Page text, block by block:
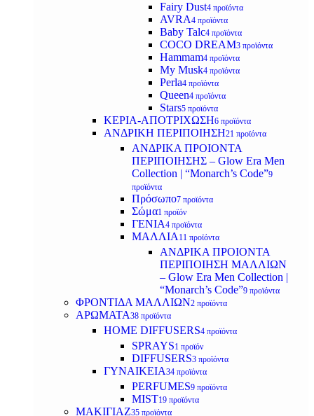
Fairy Dust4 προϊόντα
AVRA4 προϊόντα
Baby Talc4 προϊόντα
COCO DREAM3 προϊόντα
Hammam4 προϊόντα
My Musk4 προϊόντα
Perla4 προϊόντα
Queen4 προϊόντα
Stars5 προϊόντα
ΚΕΡΙΑ-ΑΠΟΤΡΙΧΩΣΗ6 προϊόντα
ΑΝΔΡΙΚΗ ΠΕΡΙΠΟΙΗΣΗ21 προϊόντα
ΑΝΔΡΙΚΑ ΠΡΟΙΟΝΤΑ
ΠΕΡΙΠΟΙΗΣΗΣ – Glow Era Men
Collection | “Monarch’s Code”9
προϊόντα
Πρόσωπο7 προϊόντα
Σώμα1 προϊόν
ΓΕΝΙΑ4 προϊόντα
ΜΑΛΛΙΑ 11 προϊόντα
ΑΝΔΡΙΚΑ ΠΡΟΙΟΝΤΑ
ΠΕΡΙΠΟΙΗΣΗ ΜΑΛΛΙΩΝ
– Glow Era Men Collection |
“Monarch’s Code”9 προϊόντα
ΦΡΟΝΤΙΔΑ ΜΑΛΛΙΩΝ2 προϊόντα
ΑΡΩΜΑΤΑ38 προϊόντα
HOME DIFFUSERS4 προϊόντα
SPRAYS1 προϊόν
DIFFUSERS3 προϊόντα
ΓΥΝΑΙΚΕΙΑ34 προϊόντα
PERFUMES9 προϊόντα
MIST19 προϊόντα
ΜΑΚΙΓΙΑΖ35 προϊόντα